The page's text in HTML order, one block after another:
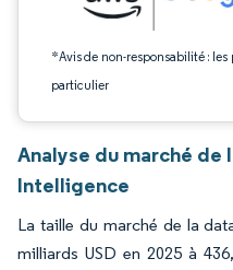
*Avis de non-responsabilité :
particulier
Analyse du marché
Intelligence
La taille du marché de la
milliards USD en 2025 à